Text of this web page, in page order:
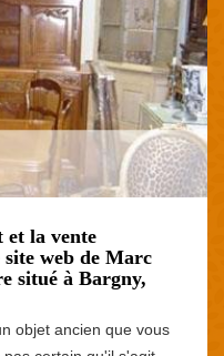
et la vente
web de Marc
situé à Bargny,
objet ancien que vous